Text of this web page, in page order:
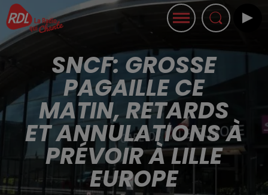
SNCF: GROSSE
PAGAILLE CE
MATIN, RETARDS
ET ANNULATIONS À
PRÉVOIR À LILLE
EUROPE